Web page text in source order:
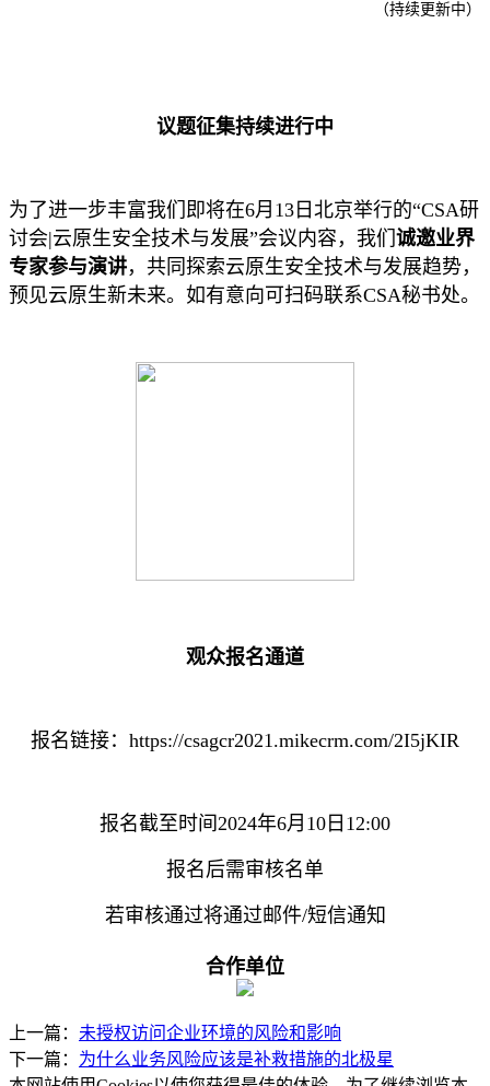
（持续更新中）
议题征集持续进行中
为了进一步丰富我们即将在6月13日北京举行的“CSA研
讨会|云原生安全技术与发展”会议内容，我们 诚邀业界
专家参与演讲，共同探索云原生安全技术与发展趋势，
预见云原生新未来。如有意向可扫码联系CSA秘书处。
观众报名通道
报名链接：https://csagcr2021.mikecrm.com/2I5jKIR
报名截至时间2024年6月10日12:00
报名后需审核名单
若审核通过将通过邮件/短信通知
合作单位
上一篇： 未授权访问企业环境的风险和影响
下一篇： 为什么业务风险应该是补救措施的北极星